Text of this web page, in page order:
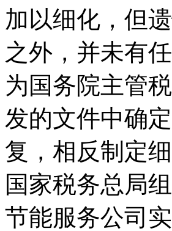
加以细化，但
之外，并未有
为国务院主管
发的文件中确
复，相反制定
国家税务总局
节能服务公司